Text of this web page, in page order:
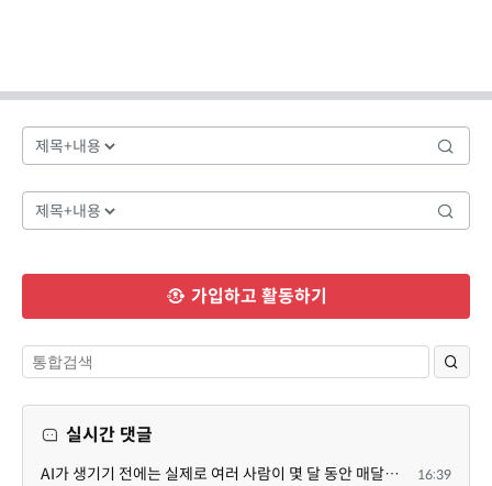
가입하고 활동하기
실시간 댓글
AI가 생기기 전에는 실제로 여러 사람이 몇 달 동안 매달려야 하는 프로젝트였는데... 이제는 한두 명이 쳐... 16:39